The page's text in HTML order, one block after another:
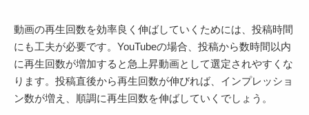
動画の再生回数を効率良く伸ばしていくためには、投稿時間
にも工夫が必要です。YouTubeの場合、投稿から数時間以内
に再生回数が増加すると急上昇動画として選定されやすくな
ります。投稿直後から再生回数が伸びれば、インプレッショ
ン数が増え、順調に再生回数を伸ばしていくでしょう。